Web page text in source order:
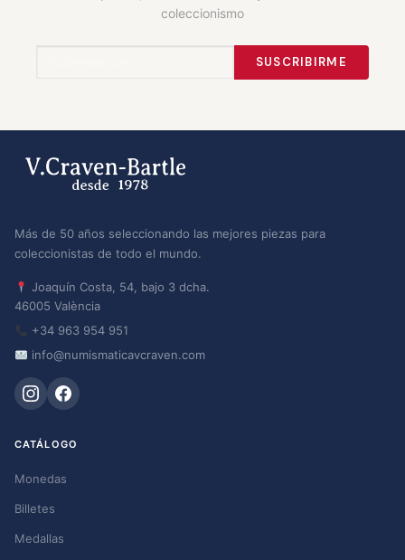
coleccionismo
SUSCRIBIRME
Más de 50 años seleccionando las mejores piezas para
coleccionistas de todo el mundo.
Joaquín Costa, 54, bajo 3 dcha.
46005 València
+34 963 954 951
info@numismaticavcraven.com
CATÁLOGO
Monedas
Billetes
Medallas